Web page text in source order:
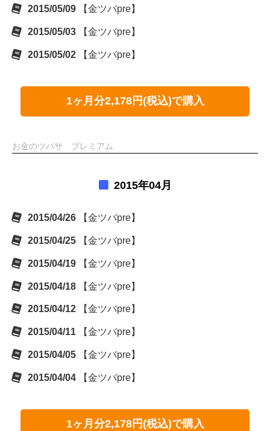
2015/05/09 【金ツバpre】
2015/05/03 【金ツバpre】
2015/05/02 【金ツバpre】
1ヶ月分2,178円(税込)で購入
お金のツバサ プレミアム
2015年04月
2015/04/26 【金ツバpre】
2015/04/25 【金ツバpre】
2015/04/19 【金ツバpre】
2015/04/18 【金ツバpre】
2015/04/12 【金ツバpre】
2015/04/11 【金ツバpre】
2015/04/05 【金ツバpre】
2015/04/04 【金ツバpre】
1ヶ月分2,178円(税込)で購入